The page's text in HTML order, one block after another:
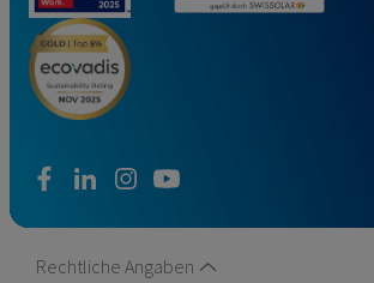
facebook
linkedininstagram
youtube
Rechtliche Angaben